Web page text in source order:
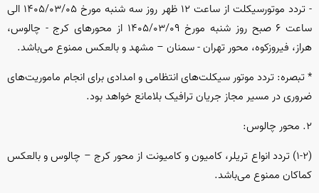
- تردد موتورسیکلت از ساعت ۱۲ ظهر روز سه شنبه مورخ ۱۴۰۵/۰۳/۰۵ الی
ساعت ۶ صبح روز شنبه مورخ ۱۴۰۵/۰۳/۰۹ از محور‌های کرج - چالوس،
هراز، فیروزکوه، محور تهران - سمنان – مشهد و بالعکس ممنوع می‌باشد.
* تبصره: تردد موتور سیکلت‌های انتظامی و امدادی برای انجام ماموریت‌های
ضروری در مسیر مجاز جریان ترافیک بلامانع خواهد بود.
۲. محور چالوس:
(۱-۲) تردد انواع تریلر، کامیون و کامیونت از محور کرج – چالوس و بالعکس
کماکان ممنوع می‌باشد.